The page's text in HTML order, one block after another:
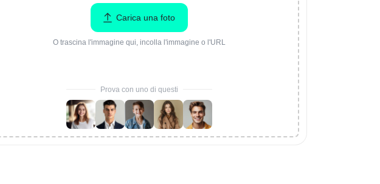
Carica una foto
O trascina l'immagine qui, incolla l'immagine o l'URL
Prova con uno di questi